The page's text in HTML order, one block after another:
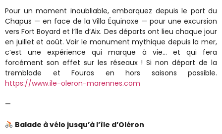
Pour un moment inoubliable, embarquez depuis le port du
Chapus — en face de la Villa Équinoxe — pour une excursion
vers Fort Boyard et l’île d’Aix. Des départs ont lieu chaque jour
en juillet et août. Voir le monument mythique depuis la mer,
c’est une expérience qui marque à vie… et qui fera
forcément son effet sur les réseaux ! Si non départ de la
tremblade et Fouras en hors saisons possible.
https://www.ile-oleron-marennes.com
—
Balade à vélo jusqu’à l’île d’Oléron